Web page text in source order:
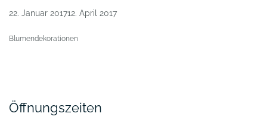
22. Januar 201712. April 2017
Blumendekorationen
Öffnungszeiten